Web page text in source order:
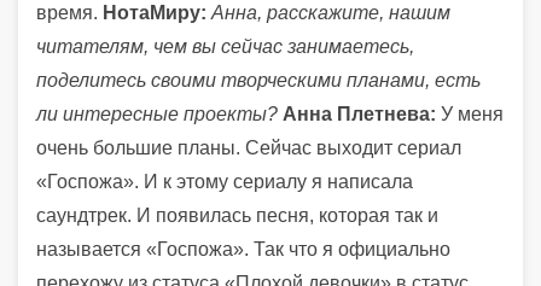
время. НотаМиру: Анна, расскажите, нашим
читателям, чем вы сейчас занимаетесь,
поделитесь своими творческими планами, есть
ли интересные проекты? Анна Плетнева: У меня
очень большие планы. Сейчас выходит сериал
«Госпожа». И к этому сериалу я написала
саундтрек. И появилась песня, которая так и
называется «Госпожа». Так что я официально